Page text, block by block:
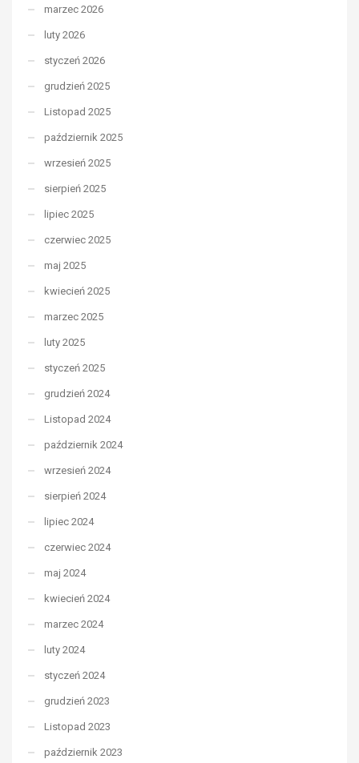
marzec 2026
luty 2026
styczeń 2026
grudzień 2025
Listopad 2025
październik 2025
wrzesień 2025
sierpień 2025
lipiec 2025
czerwiec 2025
maj 2025
kwiecień 2025
marzec 2025
luty 2025
styczeń 2025
grudzień 2024
Listopad 2024
październik 2024
wrzesień 2024
sierpień 2024
lipiec 2024
czerwiec 2024
maj 2024
kwiecień 2024
marzec 2024
luty 2024
styczeń 2024
grudzień 2023
Listopad 2023
październik 2023